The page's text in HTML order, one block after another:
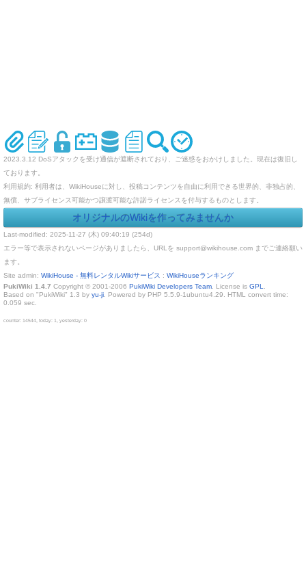
2023.3.12 DoSアタックを受け通信が遮断されており、ご迷惑をおかけしました。現在は復旧し
ております。
利用規約: 利用者は、WikiHouseに対し、投稿コンテンツを自由に利用できる世界的、非独占的、
無償、サブライセンス可能かつ譲渡可能な許諾ライセンスを付与するものとします。
オリジナルのWikiを作ってみませんか
Last-modified: 2025-11-27 (木) 09:40:19 (254d)
エラー等で表示されないページがありましたら、URLを support@wikihouse.com までご連絡願い
ます。
Site admin: WikiHouse - 無料レンタルWikiサービス : WikiHouseランキング
PukiWiki 1.4.7 Copyright © 2001-2006 PukiWiki Developers Team . License is GPL
Based on "PukiWiki" 1.3 by yu-ji . Powered by PHP 5.5.9-1ubuntu4.29. HTML convert time:
0.059 sec.
counter: 14544, today: 1, yesterday: 0